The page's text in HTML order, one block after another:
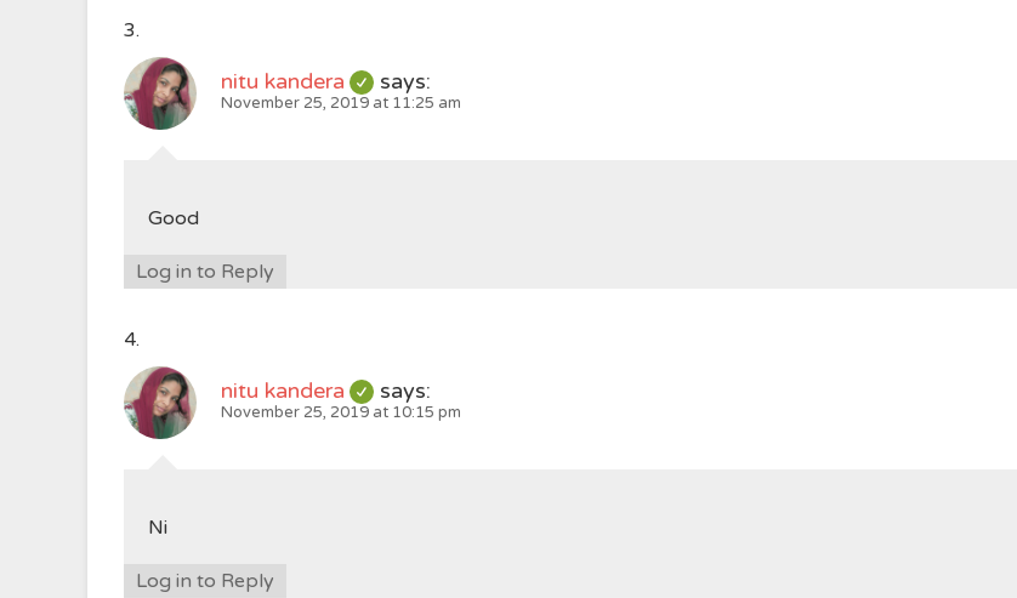
nitu kandera says:
November 25, 2019 at 11:25 am
Good
Log in to Reply
nitu kandera says:
November 25, 2019 at 10:15 pm
Ni
Log in to Reply